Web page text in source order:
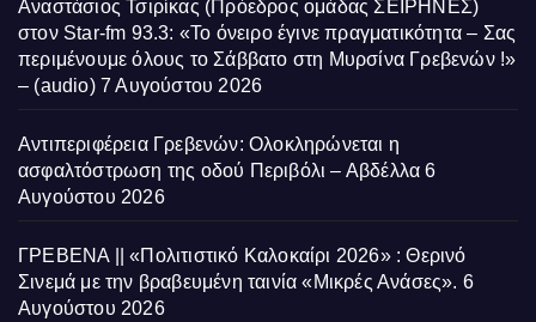
Αναστάσιος Τσιρίκας (Πρόεδρος ομάδας ΣΕΙΡΗΝΕΣ)
στον Star-fm 93.3: «Το όνειρο έγινε πραγματικότητα – Σας
περιμένουμε όλους το Σάββατο στη Μυρσίνα Γρεβενών !»
– (audio) 7 Αυγούστου 2026
Αντιπεριφέρεια Γρεβενών: Ολοκληρώνεται η
ασφαλτόστρωση της οδού Περιβόλι – Αβδέλλα 6
Αυγούστου 2026
ΓΡΕΒΕΝΑ || «Πολιτιστικό Καλοκαίρι 2026» : Θερινό
Σινεμά με την βραβευμένη ταινία «Μικρές Ανάσες». 6
Αυγούστου 2026